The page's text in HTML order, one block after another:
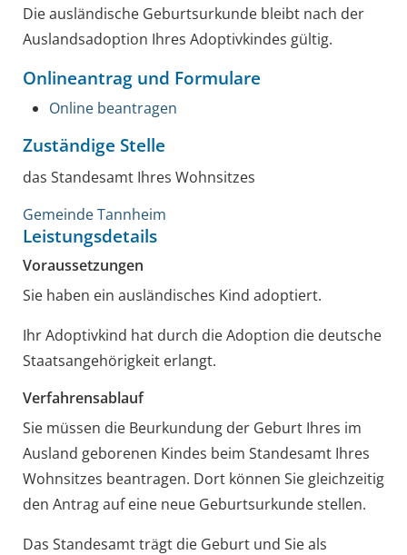
Die ausländische Geburtsurkunde bleibt nach der
Auslandsadoption Ihres Adoptivkindes gültig.
Onlineantrag und Formulare
Online beantragen
Zuständige Stelle
das Standesamt Ihres Wohnsitzes
Gemeinde Tannheim
Leistungsdetails
Voraussetzungen
Sie haben ein ausländisches Kind adoptiert.
Ihr Adoptivkind hat durch die Adoption die deutsche
Staatsangehörigkeit erlangt.
Verfahrensablauf
Sie müssen die Beurkundung der Geburt Ihres im
Ausland geborenen Kindes beim Standesamt Ihres
Wohnsitzes beantragen. Dort können Sie gleichzeitig
den Antrag auf eine neue Geburtsurkunde stellen.
Das Standesamt trägt die Geburt und Sie als